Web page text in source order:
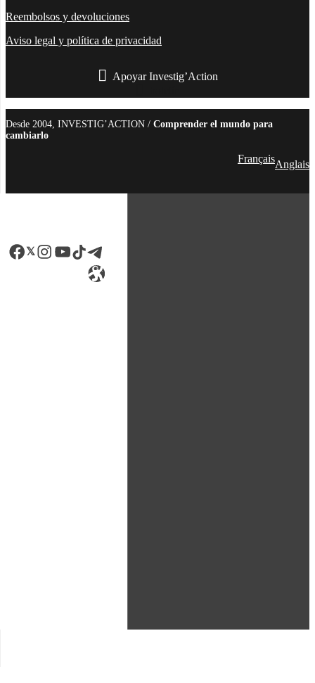
Reembolsos y devoluciones
Aviso legal y política de privacidad
Apoyar Investig’Action
Desde 2004, INVESTIG’ACTION / Comprender el mundo para
cambiarlo
FrançaisAnglais
Facebook
LinkedIn
Instagram
YouTube
TikTok
Telegram
Enlace